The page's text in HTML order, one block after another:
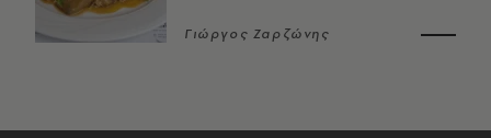
Γιώργος Ζαρζώνης